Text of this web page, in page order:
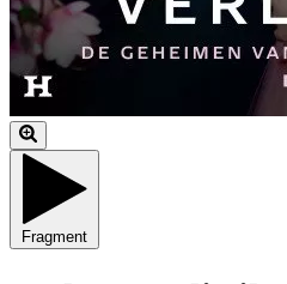
Fragment